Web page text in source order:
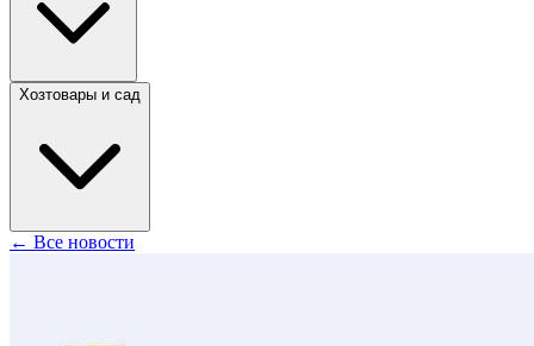
Хозтовары и сад
← Все новости